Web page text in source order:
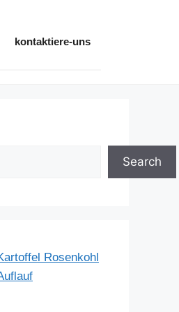
kontaktiere-uns
Search
Rosenkohl